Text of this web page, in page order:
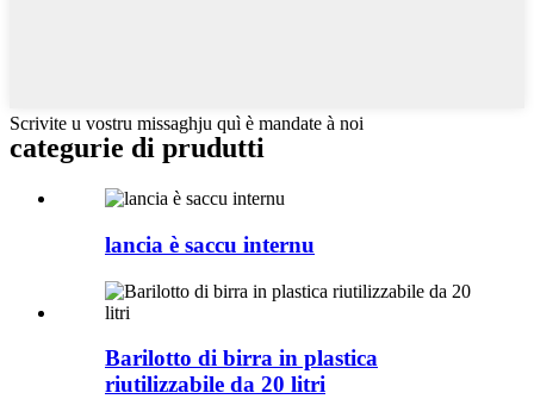
Scrivite u vostru missaghju quì è mandate à noi
categurie di prudutti
lancia è saccu internu
Barilotto di birra in plastica
riutilizzabile da 20 litri